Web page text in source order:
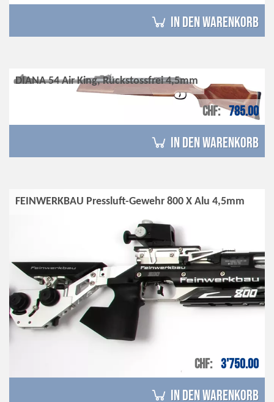
in den Warenkorb
DIANA 54 Air King, Rückstossfrei 4,5mm
CHF 785.00
in den Warenkorb
FEINWERKBAU Pressluft-Gewehr 800 X Alu 4,5mm
CHF 3'750.00
in den Warenkorb